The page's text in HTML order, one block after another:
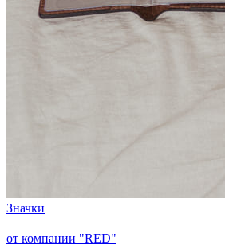
Значки
от компании "RED"